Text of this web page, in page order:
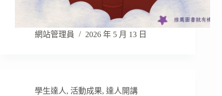
網站管理員 2026 年 5 月 13 日
學生達人, 活動成果, 達人開講